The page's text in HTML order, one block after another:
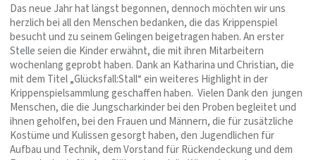
Das neue Jahr hat längst begonnen, dennoch möchten wir uns
herzlich bei all den Menschen bedanken, die das Krippenspiel
besucht und zu seinem Gelingen beigetragen haben. An erster
Stelle seien die Kinder erwähnt, die mit ihren Mitarbeitern
wochenlang geprobt haben. Dank an Katharina und Christian, die
mit dem Titel „Glücksfall:Stall“ ein weiteres Highlight in der
Krippenspielsammlung geschaffen haben. Vielen Dank den jungen
Menschen, die die Jungscharkinder bei den Proben begleitet und
ihnen geholfen, bei den Frauen und Männern, die für zusätzliche
Kostüme und Kulissen gesorgt haben, den Jugendlichen für
Aufbau und Technik, dem Vorstand für Rückendeckung und dem